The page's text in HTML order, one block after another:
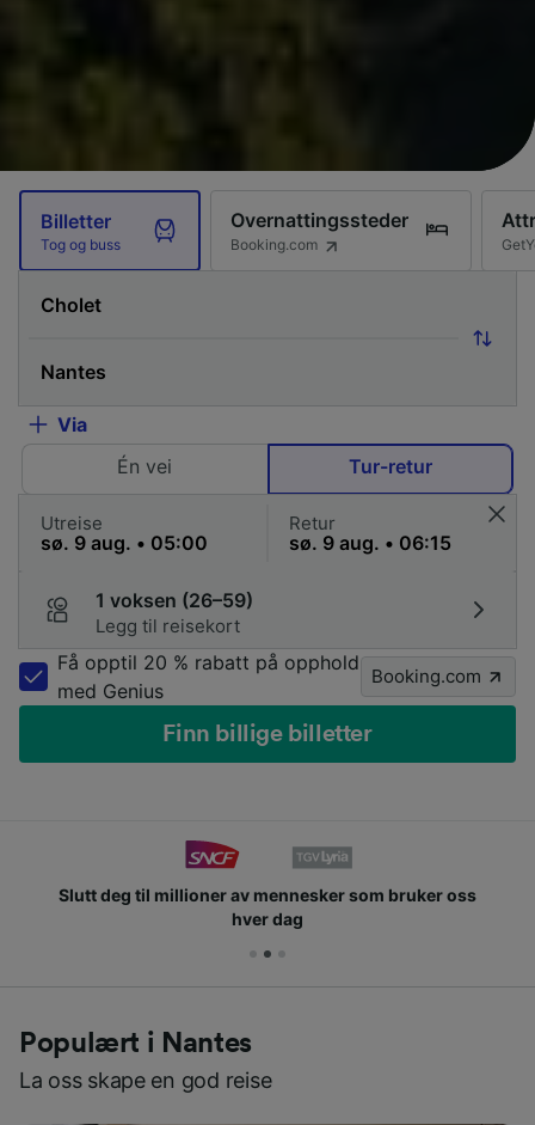
Billetter
Tog og buss
Overnattingssteder
Booking.com
Via
Én vei
Tur-retur
Utreise Retur
1 voksen (26–59)
Legg til reisekort
Få opptil 20 % rabatt på opphold
med Genius
Booking.com
Finn billige billetter
Slutt deg til millioner av mennesker som bruker oss
hver dag
Populært i Nantes
La oss skape en god reise